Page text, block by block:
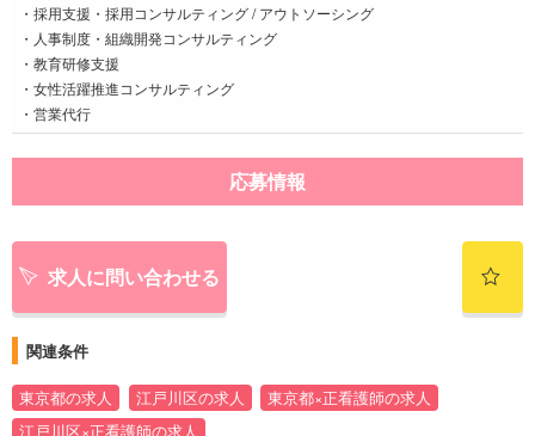
・採用支援・採用コンサルティング / アウトソーシング
・人事制度・組織開発コンサルティング
・教育研修支援
・女性活躍推進コンサルティング
・営業代行
応募情報
求人に問い合わせる
関連条件
東京都の求人 江戸川区の求人
東京都×正看護師の求人
江戸川区×正看護師の求人